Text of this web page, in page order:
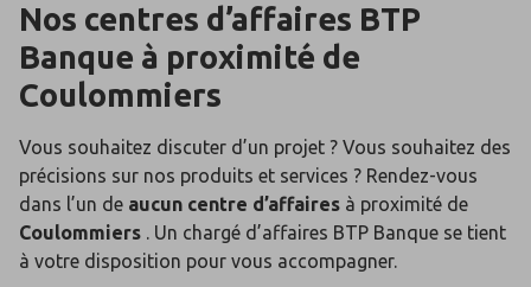
Nos centres d’affaires BTP
Banque à proximité de
Coulommiers
Vous souhaitez discuter d’un projet ? Vous souhaitez des
précisions sur nos produits et services ? Rendez-vous
dans l’un de aucun centre d’affaires à proximité de
Coulommiers . Un chargé d’affaires BTP Banque se tient
à votre disposition pour vous accompagner.